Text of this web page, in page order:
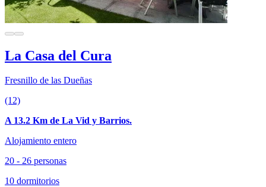
La Casa del Cura
Fresnillo de las Dueñas
(12)
A 13.2 Km de La Vid y Barrios.
Alojamiento entero
20 - 26 personas
10 dormitorios